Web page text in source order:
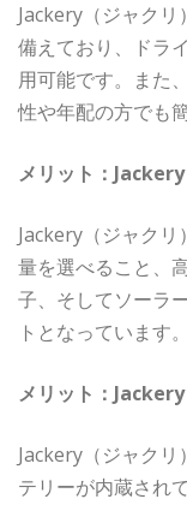
Jackery（ジャク
備えており、ドラ
用可能です。また
性や年配の方でも
メリット：
Jackery（ジャク
量を選べること、
子、そしてソーラ
トとなっています。
メリット：
Jackery（ジャク
テリーが内蔵され